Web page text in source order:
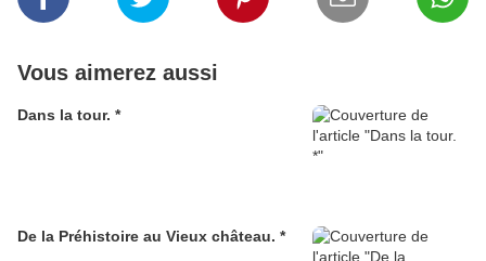
Vous aimerez aussi
Dans la tour. *
De la Préhistoire au Vieux château. *